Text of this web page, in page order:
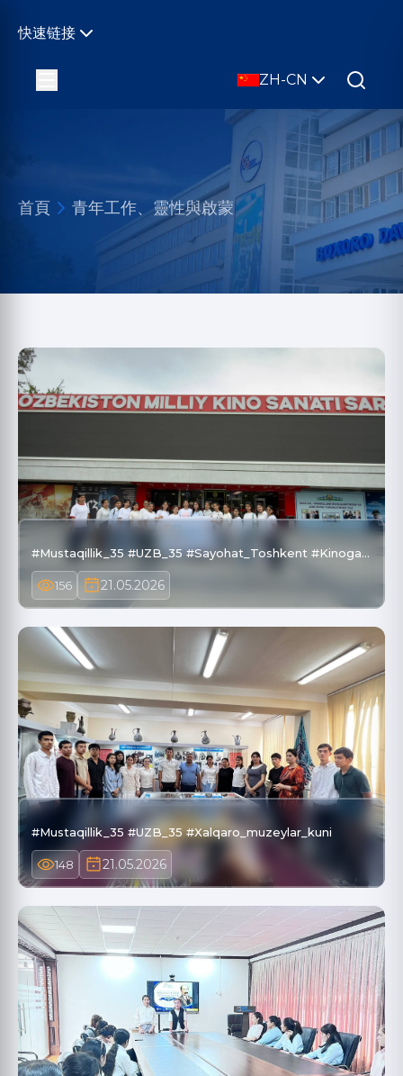
快速链接
ZH-CN
首頁 青年工作、靈性與啟蒙
#Mustaqillik_35 #UZB_35 #Sayohat_Toshkent #Kinoga…
156 21.05.2026
#Mustaqillik_35 #UZB_35 #Xalqaro_muzeylar_kuni
148 21.05.2026